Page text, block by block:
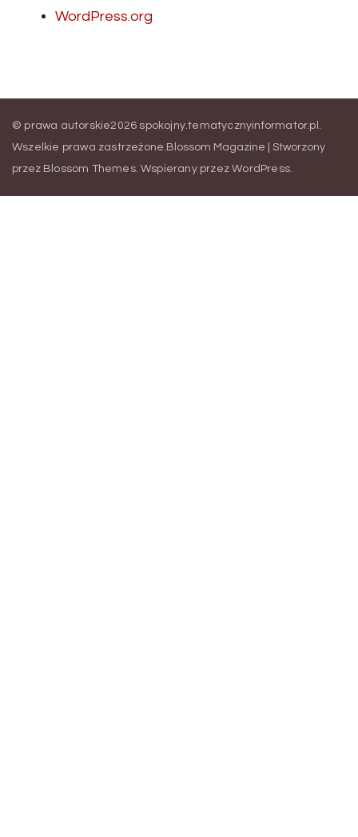
WordPress.org
© prawa autorskie2026 spokojny.tematycznyinformator.pl .
Wszelkie prawa zastrzeżone.Blossom Magazine | Stworzony
przez Blossom Themes. Wspierany przezWordPress.